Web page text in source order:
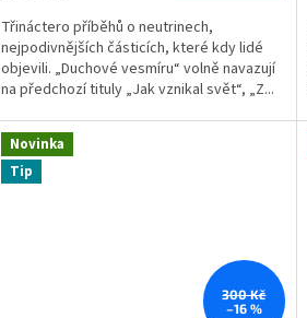
Třináctero příběhů o neutrinech,
nejpodivnějších částicích, které kdy lidé
objevili. „Duchové vesmíru“ volně navazují
na předchozí tituly „Jak vznikal svět“, „Z...
Novinka
Tip
300 Kč
–16 %